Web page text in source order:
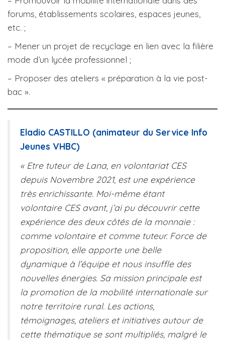
forums, établissements scolaires, espaces jeunes,
etc. ;
– Mener un projet de recyclage en lien avec la filière
mode d’un lycée professionnel ;
– Proposer des ateliers « préparation à la vie post-
bac ».
Eladio CASTILLO (animateur du Service Info
Jeunes VHBC)
« Etre tuteur de Lana, en volontariat CES
depuis Novembre 2021, est une expérience
très enrichissante. Moi-même étant
volontaire CES avant, j’ai pu découvrir cette
expérience des deux côtés de la monnaie :
comme volontaire et comme tuteur. Force de
proposition, elle apporte une belle
dynamique à l’équipe et nous insuffle des
nouvelles énergies. Sa mission principale est
la promotion de la mobilité internationale sur
notre territoire rural. Les actions,
témoignages, ateliers et initiatives autour de
cette thématique se sont multipliés, malgré le